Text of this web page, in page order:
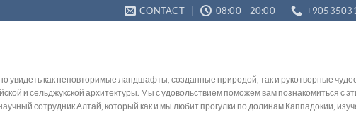
CONTACT 08:00 - 20:00
увидеть как неповторимые ландшафты, созданные природой, так и рукотворные
и сельджукской архитектуры. Мы с удовольствием поможем вам познакомиться с
сотрудник Алтай, который как и мы любит прогулки по долинам Каппадокии,